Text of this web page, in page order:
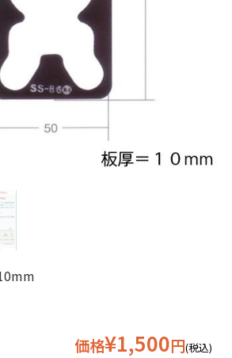
価格¥1,500円(税込)